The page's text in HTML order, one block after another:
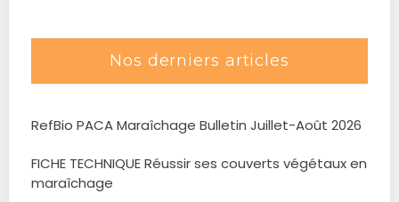
Nos derniers articles
RefBio PACA Maraîchage Bulletin Juillet-Août 2026
FICHE TECHNIQUE Réussir ses couverts végétaux en
maraîchage